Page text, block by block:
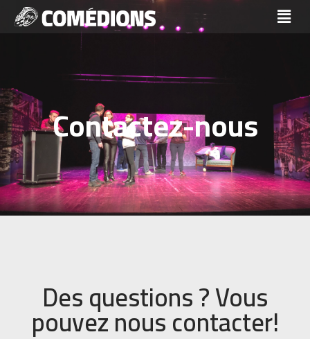
Contactez-nous
Services
Des questions ? Vous
pouvez nous contacter!